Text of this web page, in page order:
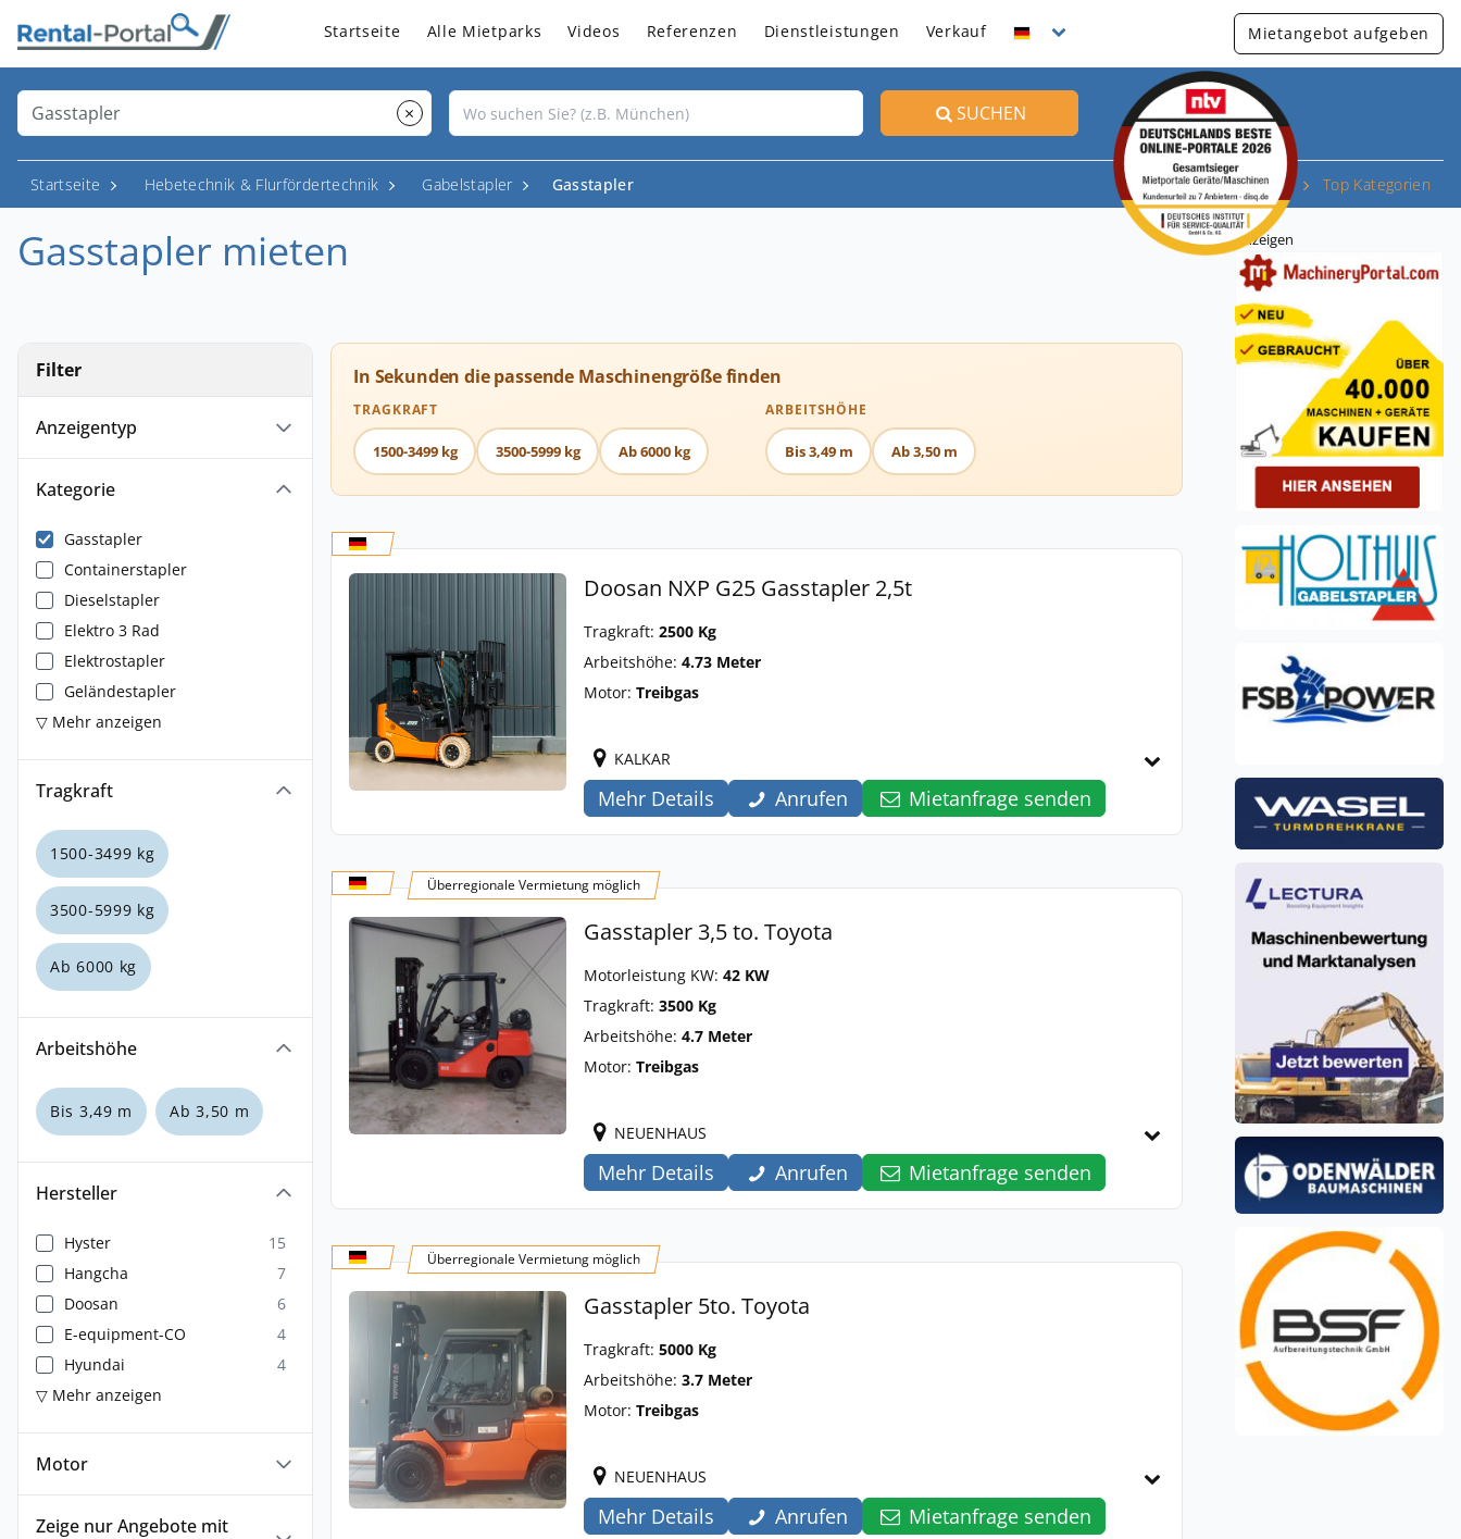
Startseite Alle Mietparks Videos Referenzen Dienstleistungen Verkauf Mietangebot aufgeben
× SUCHEN
Startseite Hebetechnik & Flurfördertechnik Gabelstapler Gasstapler Top Kategorien
Gasstapler mieten
Filter
Anzeigentyp
Kategorie
Gasstapler
Containerstapler
Dieselstapler
Elektro 3 Rad
Elektrostapler
Geländestapler
▽ Mehr anzeigen
Tragkraft
1500-3499 kg
3500-5999 kg
Ab 6000 kg
Arbeitshöhe
Bis 3,49 m Ab 3,50 m
Hersteller
Hyster
15
Hangcha
7
Doosan
6
E-equipment-CO
4
Hyundai
4
▽ Mehr anzeigen
Motor
Zeige nur Angebote mit
In Sekunden die passende Maschinengröße finden
TRAGKRAFT
1500-3499 kg 3500-5999 kg Ab 6000 kg
ARBEITSHÖHE
Bis 3,49 m Ab 3,50 m
Doosan NXP G25 Gasstapler 2,5t
Tragkraft: 2500 Kg
Arbeitshöhe: 4.73 Meter
Motor: Treibgas
KALKAR
Mehr Details Anrufen Mietanfrage senden
Überregionale Vermietung möglich
Gasstapler 3,5 to. Toyota
Motorleistung KW: 42 KW
Tragkraft: 3500 Kg
Arbeitshöhe: 4.7 Meter
Motor: Treibgas
NEUENHAUS
Mehr Details Anrufen Mietanfrage senden
Überregionale Vermietung möglich
Gasstapler 5to. Toyota
Tragkraft: 5000 Kg
Arbeitshöhe: 3.7 Meter
Motor: Treibgas
NEUENHAUS
Mehr Details Anrufen Mietanfrage senden
Anzeigen